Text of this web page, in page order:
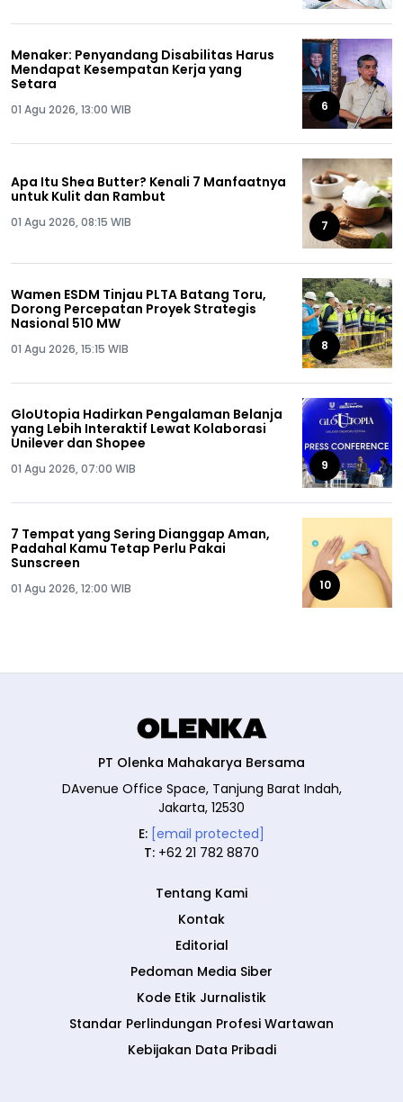
Menaker: Penyandang Disabilitas Harus
Mendapat Kesempatan Kerja yang
Setara
01 Agu 2026, 13:00 WIB 6
Apa Itu Shea Butter? Kenali 7 Manfaatnya
untuk Kulit dan Rambut
01 Agu 2026, 08:15 WIB 7
Wamen ESDM Tinjau PLTA Batang Toru,
Dorong Percepatan Proyek Strategis
Nasional 510 MW
01 Agu 2026, 15:15 WIB 8
GloUtopia Hadirkan Pengalaman Belanja
yang Lebih Interaktif Lewat Kolaborasi
Unilever dan Shopee
01 Agu 2026, 07:00 WIB 9
7 Tempat yang Sering Dianggap Aman,
Padahal Kamu Tetap Perlu Pakai
Sunscreen
01 Agu 2026, 12:00 WIB 10
PT Olenka Mahakarya Bersama
DAvenue Office Space, Tanjung Barat Indah,
Jakarta, 12530
E: [email protected]
T: +62 21 782 8870
Tentang Kami
Kontak
Editorial
Pedoman Media Siber
Kode Etik Jurnalistik
Standar Perlindungan Profesi Wartawan
Kebijakan Data Pribadi